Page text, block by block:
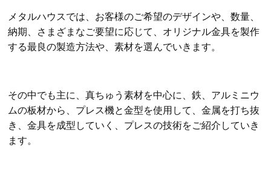
メタルハウスでは、お客様のご希望のデザインや、数量、
納期、さまざまなご要望に応じて、オリジナル金具を製作
する最良の製造方法や、素材を選んでいきます。
その中でも主に、真ちゅう素材を中心に、鉄、アルミニウ
ムの板材から、プレス機と金型を使用して、金属を打ち抜
き、金具を成型していく、プレスの技術をご紹介していき
ます。